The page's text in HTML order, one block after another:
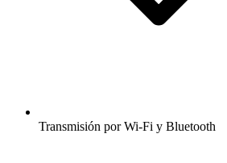
Transmisión por Wi-Fi y Bluetooth